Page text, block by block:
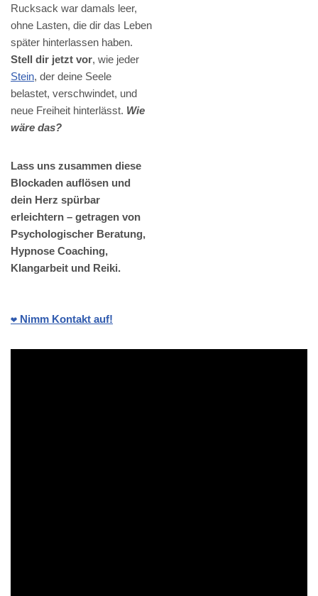
Rucksack war damals leer,
ohne Lasten, die dir das Leben
später hinterlassen haben.
Stell dir jetzt vor, wie jeder
Stein, der deine Seele
belastet, verschwindet, und
neue Freiheit hinterlässt. Wie
wäre das?
Lass uns zusammen diese
Blockaden auflösen und
dein Herz spürbar
erleichtern – getragen von
Psychologischer Beratung,
Hypnose Coaching,
Klangarbeit und Reiki.
❤️ Nimm Kontakt auf!